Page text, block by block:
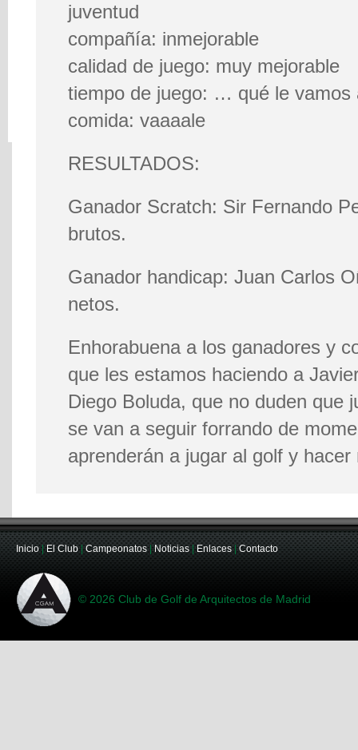
juventud
compañía: inmejorable
calidad de juego: muy mejorable
tiempo de juego: … qué le vamos
comida: vaaaale
RESULTADOS:
Ganador Scratch: Sir Fernando
brutos.
Ganador handicap: Juan Carlos
netos.
Enhorabuena a los ganadores y
que les estamos haciendo a
Diego Boluda, que no duden que
se van a seguir forrando de
aprenderán a jugar al golf y
Inicio|El Club|Campeonatos| Noticias| Enlaces| Contacto
© 2026 Club de Golf de Arquitectos de Madrid